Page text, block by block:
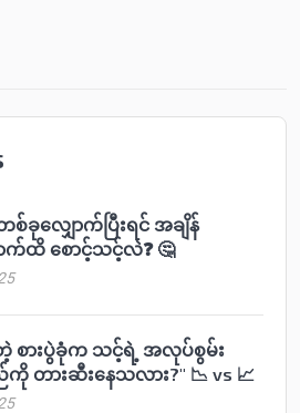
ခုလျှောက်ပြီးရင် အချိန်
ထိ စောင့်သင့်လဲ❓ 🤔
စားပွဲခုံက သင့်ရဲ့ အလုပ်စွမ်း
တားဆီးနေသလား?" 📉 vs 📈